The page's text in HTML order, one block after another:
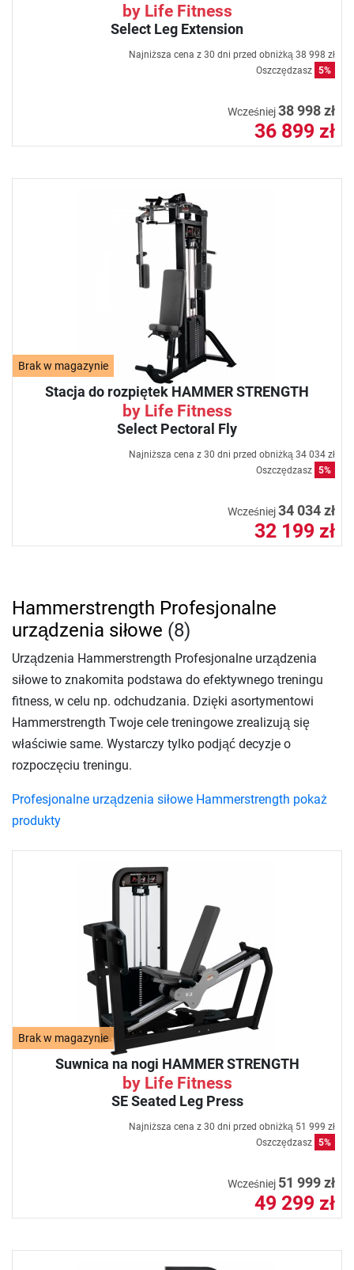
by Life Fitness
Select Leg Extension
Najniższa cena z 30 dni przed obniżką 38 998 zł
Oszczędzasz 5%
Wcześniej38 998 zł
36 899 zł
Brak w magazynie
Stacja do rozpiętek HAMMER STRENGTH
by Life Fitness
Select Pectoral Fly
Najniższa cena z 30 dni przed obniżką 34 034 zł
Oszczędzasz 5%
Wcześniej34 034 zł
32 199 zł
Brak w magazynie
Suwnica na nogi HAMMER STRENGTH
by Life Fitness
SE Seated Leg Press
Najniższa cena z 30 dni przed obniżką 51 999 zł
Oszczędzasz 5%
Wcześniej 51 999 zł
49 299 zł
Hammerstrength Profesjonalne
urządzenia siłowe (8)
Urządzenia Hammerstrength Profesjonalne urządzenia
siłowe to znakomita podstawa do efektywnego treningu
fitness, w celu np. odchudzania. Dzięki asortymentowi
Hammerstrength Twoje cele treningowe zrealizują się
właściwie same. Wystarczy tylko podjąć decyzje o
rozpoczęciu treningu.
Profesjonalne urządzenia siłowe Hammerstrength pokaż
produkty